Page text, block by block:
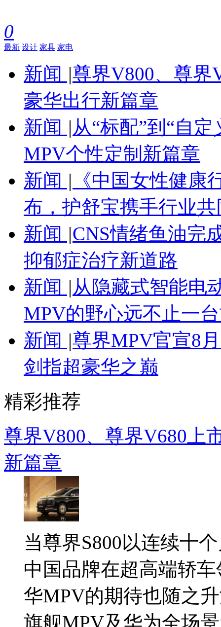
0
最新 设计 家具 家电
新闻 |尊界V800、尊界
豪华出行新篇章
新闻 |从“标配”到“自
MPV个性定制新篇章
新闻 | 《中国女性健
布，护舒宝携手行业
新闻 |CNS情绪鱼油完
抑郁症治疗新道路
新闻 |从隐藏式智能电
MPV的野心远不止一
新闻 |尊界MPV官宣8
剑指超豪华之巅
精彩推荐
尊界V800、尊界V680上
新篇章
当尊界S800以连续十
中国品牌在超高端轿
华MPV的期待也随之
旗舰MPV及华为全场